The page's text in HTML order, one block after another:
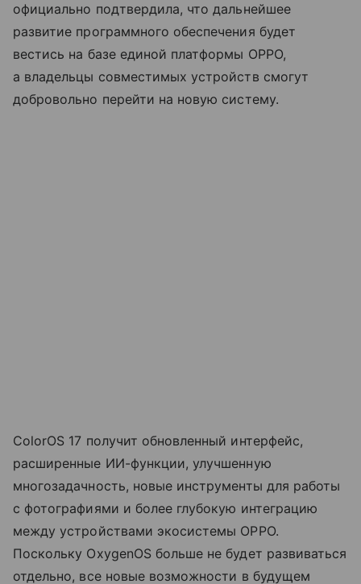
официально подтвердила, что дальнейшее
развитие программного обеспечения будет
вестись на базе единой платформы OPPO,
а владельцы совместимых устройств смогут
добровольно перейти на новую систему.
ColorOS 17 получит обновленный интерфейс,
расширенные ИИ-функции, улучшенную
многозадачность, новые инструменты для работы
с фотографиями и более глубокую интеграцию
между устройствами экосистемы OPPO.
Поскольку OxygenOS больше не будет развиваться
отдельно, все новые возможности в будущем